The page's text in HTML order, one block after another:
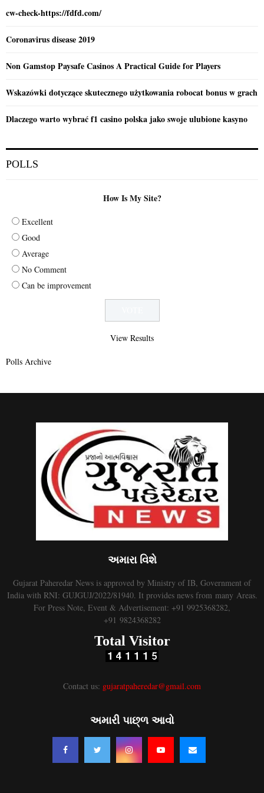
cw-check-https://fdfd.com/
Coronavirus disease 2019
Non Gamstop Paysafe Casinos A Practical Guide for Players
Wskazówki dotyczące skutecznego użytkowania robocat bonus w grach
Dlaczego warto wybrać f1 casino polska jako swoje ulubione kasyno
POLLS
How Is My Site?
Excellent
Good
Average
No Comment
Can be improvement
View Results
Polls Archive
અમારા વિશે
Gujarat Paheredar News is approved by Ministry of IB, Government of
India with RNI: GUJGUJ/2022/81940. It provides news from many Areas.
For Press Note, Event & Advertisement: +91 9925368282,
+91 9824368282
Total Visitor
Contact us: gujaratpaheredar@gmail.com
અમારી પાછ્ળ આવો